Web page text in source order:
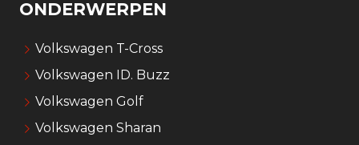
ONDERWERPEN
Volkswagen T-Cross
Volkswagen ID. Buzz
Volkswagen Golf
Volkswagen Sharan